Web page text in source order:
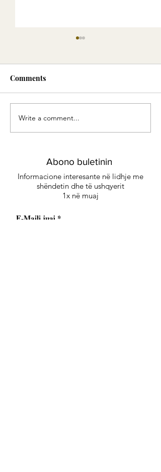
Green Smoothie -
Energjia e gjelbër
Comments
Write a comment...
Abono buletinin
Informacione interesante në lidhje me
shëndetin dhe të ushqyerit
1x në muaj